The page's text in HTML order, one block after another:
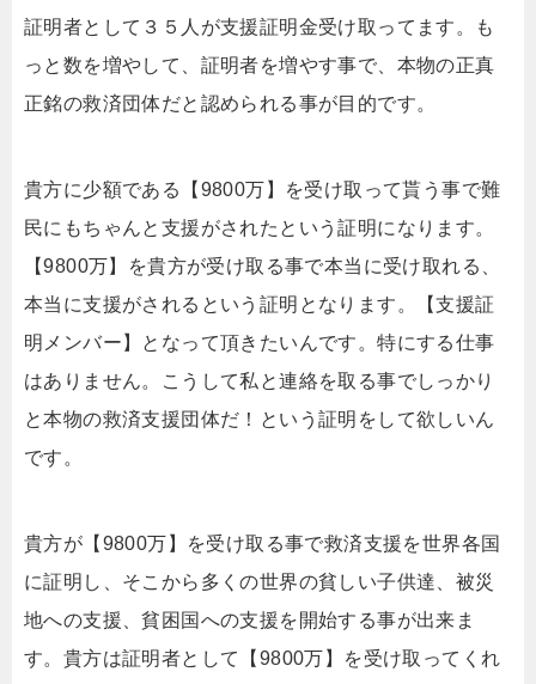
証明者として３５人が支援証明金受け取ってます。も
っと数を増やして、証明者を増やす事で、本物の正真
正銘の救済団体だと認められる事が目的です。
貴方に少額である【9800万】を受け取って貰う事で難
民にもちゃんと支援がされたという証明になります。
【9800万】を貴方が受け取る事で本当に受け取れる、
本当に支援がされるという証明となります。【支援証
明メンバー】となって頂きたいんです。特にする仕事
はありません。こうして私と連絡を取る事でしっかり
と本物の救済支援団体だ！という証明をして欲しいん
です。
貴方が【9800万】を受け取る事で救済支援を世界各国
に証明し、そこから多くの世界の貧しい子供達、被災
地への支援、貧困国への支援を開始する事が出来ま
す。貴方は証明者として【9800万】を受け取ってくれ